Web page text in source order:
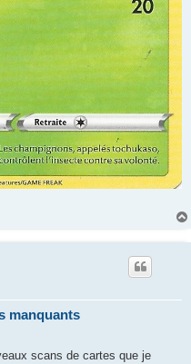
manquants
scans de cartes que je